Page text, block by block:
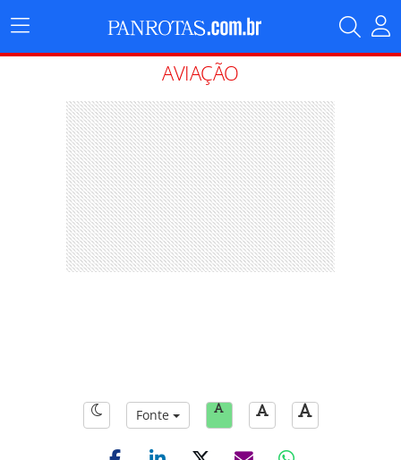
Menu
Principal
AVIAÇÃO
Fonte